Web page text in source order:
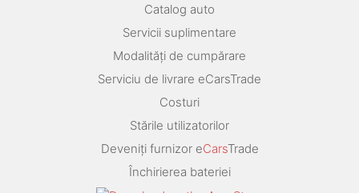
Catalog auto
Servicii suplimentare
Modalități de cumpărare
Serviciu de livrare eCarsTrade
Costuri
Stările utilizatorilor
Deveniți furnizor eCarsTrade
Închirierea bateriei